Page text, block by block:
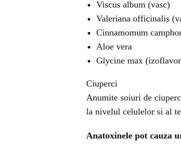
Viscus album (vasc)
Valeriana officinalis
Cinnamomum
Aloe vera
Glycine max
Ciuperci
Anumite soiuri de
la nivelul celulelor si al
Anatoxinele pot cauza